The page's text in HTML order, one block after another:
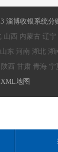
淄博收银系统分
山西 内蒙古 辽宁
山东 河南 湖北 湖
陕西 甘肃 青海 宁
XML地图